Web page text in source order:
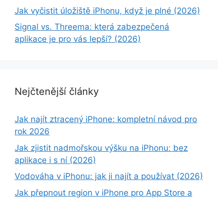
Jak vyčistit úložiště iPhonu, když je plné (2026)
Signal vs. Threema: která zabezpečená
aplikace je pro vás lepší? (2026)
Nejčtenější články
Jak najít ztracený iPhone: kompletní návod pro
rok 2026
Jak zjistit nadmořskou výšku na iPhonu: bez
aplikace i s ní (2026)
Vodováha v iPhonu: jak ji najít a používat (2026)
Jak přepnout region v iPhone pro App Store a